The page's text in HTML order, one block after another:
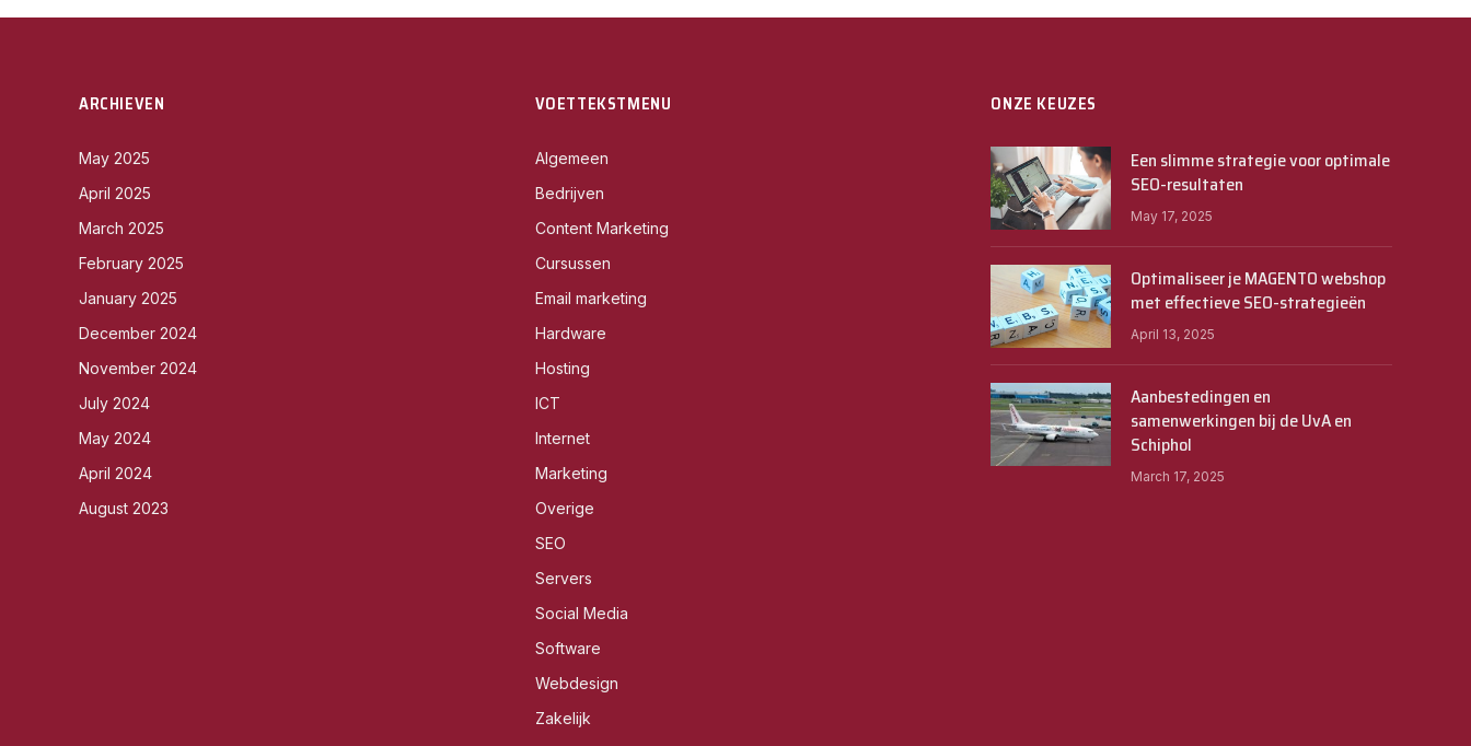
ARCHIEVEN
May 2025
April 2025
March 2025
February 2025
January 2025
December 2024
November 2024
July 2024
May 2024
April 2024
August 2023
VOETTEKSTMENU
Algemeen
Bedrijven
Content Marketing
Cursussen
Email marketing
Hardware
Hosting
ICT
Internet
Marketing
Overige
SEO
Servers
Social Media
Software
Webdesign
Zakelijk
ONZE KEUZES
Een slimme strategie voor optimale
SEO-resultaten
May 17, 2025
Optimaliseer je MAGENTO webshop
met effectieve SEO-strategieën
April 13, 2025
Aanbestedingen en
samenwerkingen bij de UvA en
Schiphol
March 17, 2025